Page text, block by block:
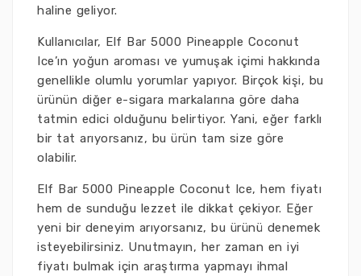
haline geliyor.
Kullanıcılar, Elf Bar 5000 Pineapple Coconut
Ice’ın yoğun aroması ve yumuşak içimi hakkında
genellikle olumlu yorumlar yapıyor. Birçok kişi, bu
ürünün diğer e-sigara markalarına göre daha
tatmin edici olduğunu belirtiyor. Yani, eğer farklı
bir tat arıyorsanız, bu ürün tam size göre
olabilir.
Elf Bar 5000 Pineapple Coconut Ice, hem fiyatı
hem de sunduğu lezzet ile dikkat çekiyor. Eğer
yeni bir deneyim arıyorsanız, bu ürünü denemek
isteyebilirsiniz. Unutmayın, her zaman en iyi
fiyatı bulmak için araştırma yapmayı ihmal